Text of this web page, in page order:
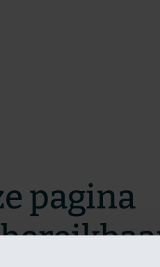
pagina